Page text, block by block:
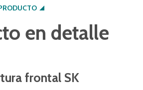
en detalle
frontal SK